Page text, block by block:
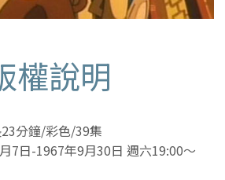
權說明
分鐘/彩色/39集
7日-1967年9月30日 週六19:00〜